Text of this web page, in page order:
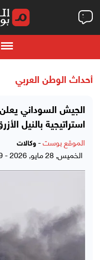
أحداث الوطن العربي
الجيش السوداني
استراتيجية بالنيل
الموقع بوست- وكالات
الخميس, 28 مايو, 2026 - 09:29 مساءً